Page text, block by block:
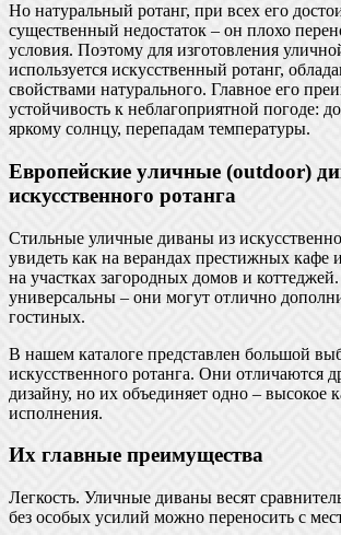
Но натуральный ротанг, при всех его
существенный недостаток – он плохо
условия. Поэтому для изготовления
используется искусственный ротанг,
свойствами натурального. Главное его
устойчивость к неблагоприятной погоде:
яркому солнцу, перепадам температуры.
Европейские уличные (outdoor)
искусственного ротанга
Стильные уличные диваны из
увидеть как на верандах престижных кафе
на участках загородных домов и
универсальны – они могут отлично
гостиных.
В нашем каталоге представлен большой
искусственного ротанга. Они отличаются
дизайну, но их объединяет одно – высокое
исполнения.
Их главные преимущества
Легкость. Уличные диваны весят
без особых усилий можно переносить с